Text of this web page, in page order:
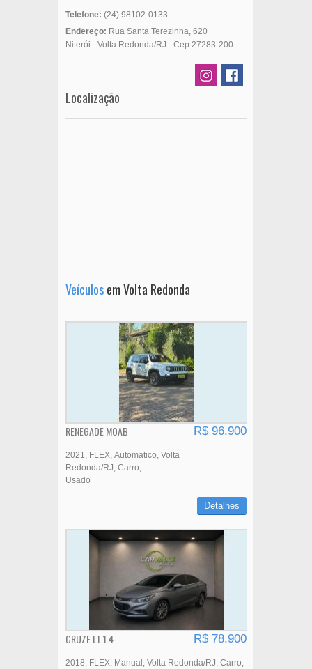
Telefone: (24) 98102-0133
Endereço: Rua Santa Terezinha, 620
Niterói - Volta Redonda/RJ - Cep 27283-200
Localização
Veículosem Volta Redonda
RENEGADE MOAB R$ 96.900
2021 FLEX Automatico Volta
Redonda/RJ Carro
Usado
Detalhes
CRUZE LT 1.4 R$ 78.900
2018 FLEX Manual Volta Redonda/RJ Carro